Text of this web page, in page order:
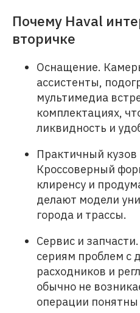
Почему Haval
вторичке
Оснащение.
ассистенты,
мультимедиа
комплектациях,
ликвидность и
Практичный кузов
Кроссоверный
клиренсу и
делают модели
города и трассы.
Сервис и
сериям проблем с
расходников и
обычно не
операции